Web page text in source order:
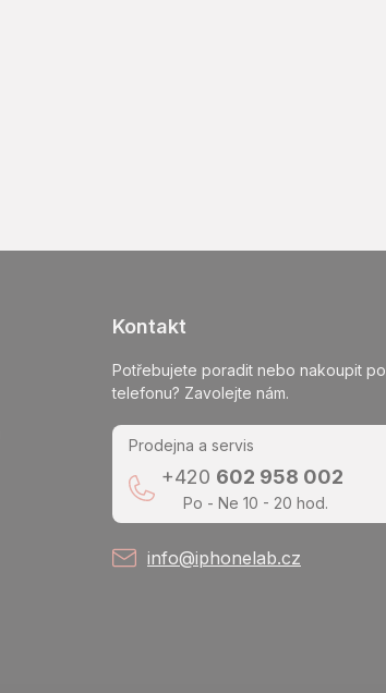
Kontakt
Potřebujete poradit nebo nakoupit po
telefonu? Zavolejte nám.
Prodejna a servis
+420 602 958 002
Po - Ne 10 - 20 hod.
info@iphonelab.cz